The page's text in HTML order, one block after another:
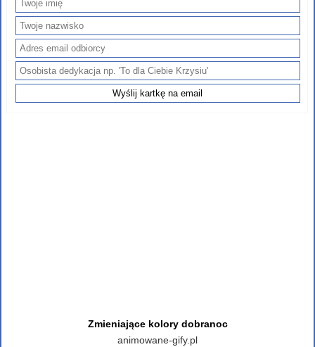
Zmieniające kolory dobranoc
animowane-gify.pl